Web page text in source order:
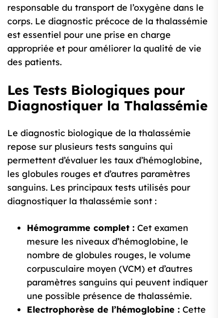
responsable du transport de l’oxygène dans le
corps. Le diagnostic précoce de la thalassémie
est essentiel pour une prise en charge
appropriée et pour améliorer la qualité de vie
des patients.
Les Tests Biologiques pour
Diagnostiquer la Thalassémie
Le diagnostic biologique de la thalassémie
repose sur plusieurs tests sanguins qui
permettent d’évaluer les taux d’hémoglobine,
les globules rouges et d’autres paramètres
sanguins. Les principaux tests utilisés pour
diagnostiquer la thalassémie sont :
Hémogramme complet : Cet examen
mesure les niveaux d’hémoglobine, le
nombre de globules rouges, le volume
corpusculaire moyen (VCM) et d’autres
paramètres sanguins qui peuvent indiquer
une possible présence de thalassémie.
Electrophorèse de l’hémoglobine : Cette